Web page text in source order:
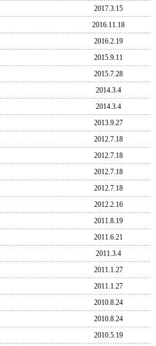
2017.3.15
2016.11.18
2016.2.19
2015.9.11
2015.7.28
2014.3.4
2014.3.4
2013.9.27
2012.7.18
2012.7.18
2012.7.18
2012.7.18
2012.2.16
2011.8.19
2011.6.21
2011.3.4
2011.1.27
2011.1.27
2010.8.24
2010.8.24
2010.5.19